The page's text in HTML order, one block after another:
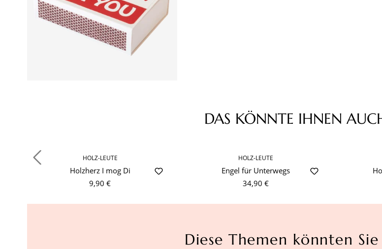
DAS KÖNNTE IHNEN
HOLZ-LEUTE
Holzherz I mog Di
9,90 €
HOLZ-LEUTE
Engel für Unterwegs
34,90 €
Diese Themen könnten